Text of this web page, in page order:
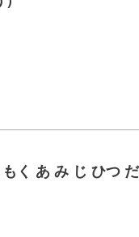
く あ み じ ひつ